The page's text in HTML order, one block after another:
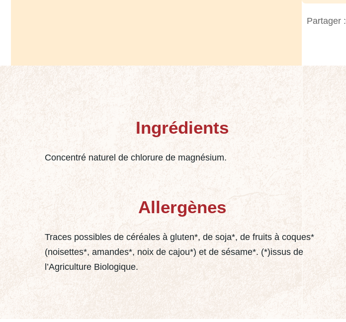
Partager :
Ingrédients
Concentré naturel de chlorure de magnésium.
Allergènes
Traces possibles de céréales à gluten*, de soja*, de fruits à coques*
(noisettes*, amandes*, noix de cajou*) et de sésame*. (*)issus de
l’Agriculture Biologique.